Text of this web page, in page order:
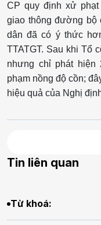
CP quy định xử
giao thông đường bộ
dân đã có ý thức
TTATGT. Sau khi Tổ
nhưng chỉ phát
phạm nồng độ cồn;
hiệu quả của Nghị
Tin liên quan
Từ khoá: